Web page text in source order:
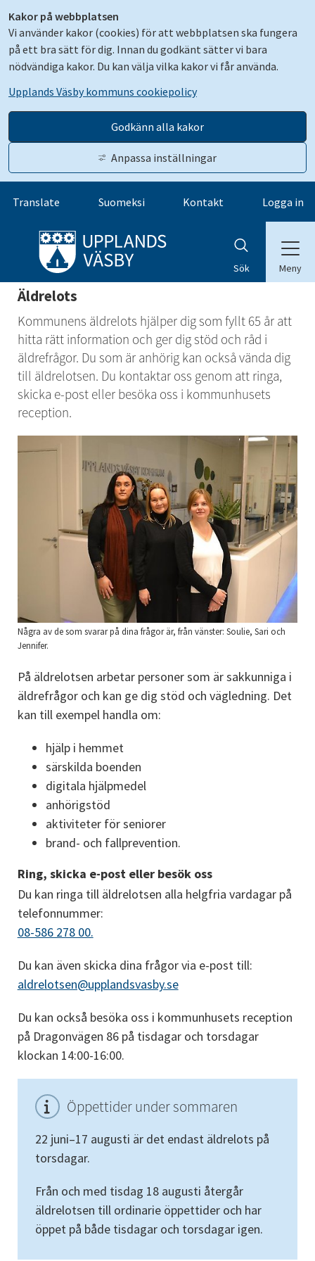
Kakor på webbplatsen
Vi använder kakor (cookies) för att webbplatsen ska fungera
på ett bra sätt för dig. Innan du godkänt sätter vi bara
nödvändiga kakor. Du kan välja vilka kakor vi får använda.
Upplands Väsby kommuns cookiepolicy
Godkänn alla kakor
Anpassa inställningar
Gå till innehåll
Translate Suomeksi Kontakt Logga in
Sök Meny
Äldrelots
Kommunens äldrelots hjälper dig som fyllt 65 år att
hitta rätt information och ger dig stöd och råd i
äldrefrågor. Du som är anhörig kan också vända dig
till äldrelotsen. Du kontaktar oss genom att ringa,
skicka e-post eller besöka oss i kommunhusets
reception.
Några av de som svarar på dina frågor är, från vänster: Soulie, Sari och
Jennifer.
På äldrelotsen arbetar personer som är sakkunniga i
äldrefrågor och kan ge dig stöd och vägledning. Det
kan till exempel handla om:
hjälp i hemmet
särskilda boenden
digitala hjälpmedel
anhörigstöd
aktiviteter för seniorer
brand- och fallprevention.
Ring, skicka e-post eller besök oss
Du kan ringa till äldrelotsen alla helgfria vardagar på
telefonnummer:
08-586 278 00.
aldrelotsen@upplandsvasby.se
Du kan också besöka oss i kommunhusets reception
på Dragonvägen 86 på tisdagar och torsdagar
klockan 14:00-16:00.
Öppettider under sommaren
22 juni–17 augusti är det endast äldrelots på
torsdagar.
Från och med tisdag 18 augusti återgår
äldrelotsen till ordinarie öppettider och har
öppet på både tisdagar och torsdagar igen.